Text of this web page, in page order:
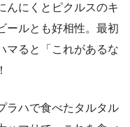
んにくとピクルスのキ
ールとも好相性。最初
マると「これがあるな
ラハで食べたタルタル